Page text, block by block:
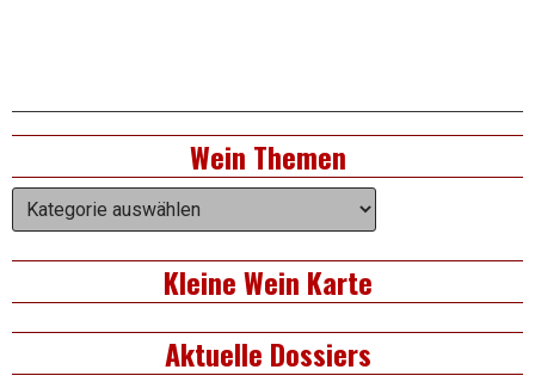
Asides
Wein Themen
Wein
Themen
Kleine Wein Karte
Aktuelle Dossiers